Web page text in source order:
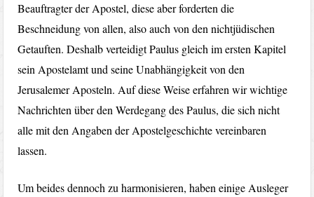
Beauftragter der Apostel, diese aber forderten die
Beschneidung von allen, also auch von den nichtjüdischen
Getauften. Deshalb verteidigt Paulus gleich im ersten Kapitel
sein Apostelamt und seine Unabhängigkeit von den
Jerusalemer Aposteln. Auf diese Weise erfahren wir wichtige
Nachrichten über den Werdegang des Paulus, die sich nicht
alle mit den Angaben der Apostelgeschichte vereinbaren
lassen.
Um beides dennoch zu harmonisieren, haben einige Ausleger